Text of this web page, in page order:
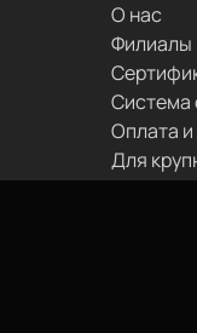
О нас
Филиалы
Система
Оплата
Для